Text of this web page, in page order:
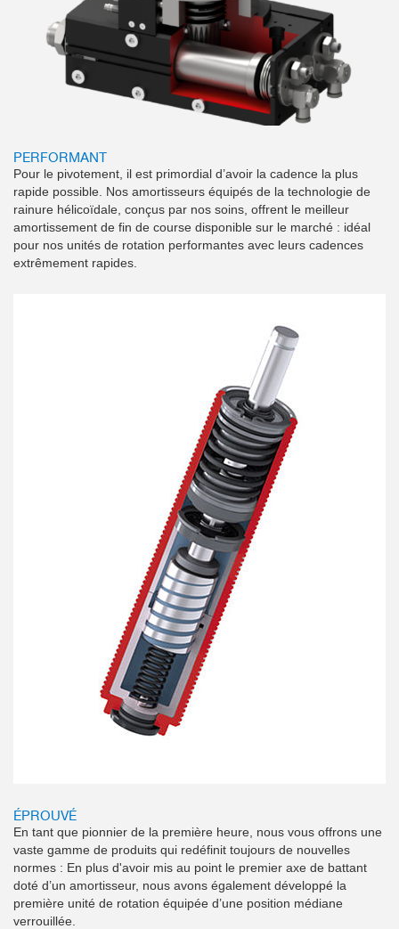
PERFORMANT
Pour le pivotement, il est primordial d’avoir la cadence la plus
rapide possible. Nos amortisseurs équipés de la technologie de
rainure hélicoïdale, conçus par nos soins, offrent le meilleur
amortissement de fin de course disponible sur le marché : idéal
pour nos unités de rotation performantes avec leurs cadences
extrêmement rapides.
ÉPROUVÉ
En tant que pionnier de la première heure, nous vous offrons une
vaste gamme de produits qui redéfinit toujours de nouvelles
normes : En plus d'avoir mis au point le premier axe de battant
doté d’un amortisseur, nous avons également développé la
première unité de rotation équipée d’une position médiane
verrouillée.